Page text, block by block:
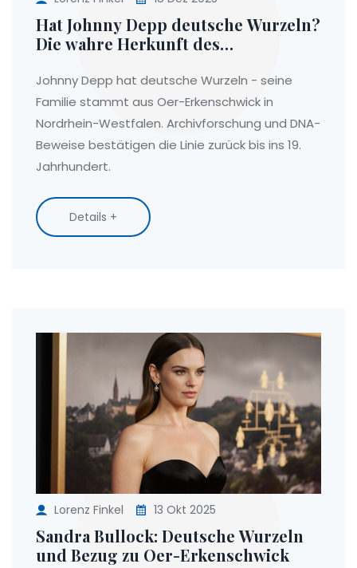
Hat Johnny Depp deutsche Wurzeln?
Die wahre Herkunft des
Erkenschwick
Johnny Depp hat deutsche Wurzeln - seine
Familie stammt aus Oer-Erkenschwick in
Nordrhein-Westfalen. Archivforschung und DNA-
Beweise bestätigen die Linie zurück bis ins 19.
Jahrhundert.
Details +
Lorenz Finkel 13 Okt 2025
Sandra Bullock: Deutsche Wurzeln
und Bezug zu Oer-Erkenschwick